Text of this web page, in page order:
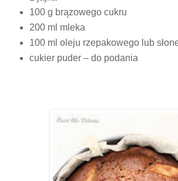
100 g brązowego cukru
200 ml mleka
100 ml oleju rzepakowego lub
cukier puder – do podania